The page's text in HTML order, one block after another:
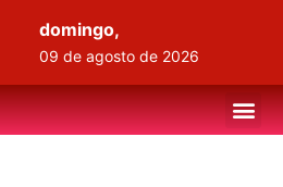
domingo,
09 de agosto de 2026